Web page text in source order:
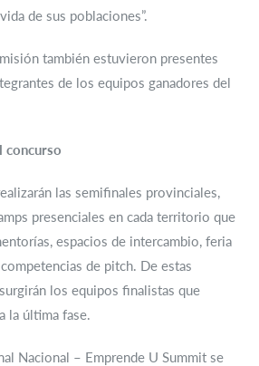
de sus poblaciones”.
también estuvieron presentes
de los equipos ganadores del
concurso
las semifinales provinciales,
presenciales en cada territorio que
espacios de intercambio, feria
de pitch. De estas
los equipos finalistas que
la última fase.
Nacional – Emprende U Summit se